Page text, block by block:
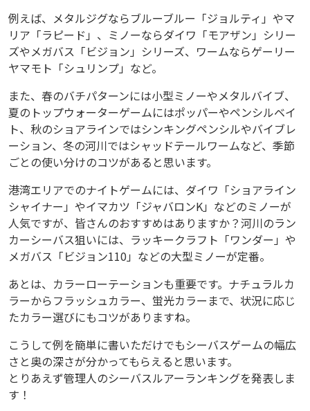
ー
バ
ス
用
ル
ア
ー
ラ
ン
キ
ン
グ！
シ
ー
バ
ス
釣
り
は
例えば、メタルジグならブルーブルー「ジョルティ」やマ
リア「ラピード」、ミノーならダイワ「モアザン」シリー
ズやメガバス「ビジョン」シリーズ、ワームならゲーリー
ヤマモト「シュリンプ」など。
また、春のバチパターンには小型ミノーやメタルバイブ、
夏のトップウォーターゲームにはポッパーやペンシルベイ
ト、秋のショアラインではシンキングペンシルやバイブレ
ーション、冬の河川ではシャッドテールワームなど、季節
ごとの使い分けのコツがあると思います。
港湾エリアでのナイトゲームには、ダイワ「ショアライン
シャイナー」やイマカツ「ジャバロンK」などのミノーが
人気ですが、皆さんのおすすめはありますか？河川のラン
カーシーバス狙いには、ラッキークラフト「ワンダー」や
メガバス「ビジョン110」などの大型ミノーが定番。
あとは、カラーローテーションも重要です。ナチュラルカ
ラーからフラッシュカラー、蛍光カラーまで、状況に応じ
たカラー選びにもコツがありますね。
こうして例を簡単に書いただけでもシーバスゲームの幅広
さと奥の深さが分かってもらえると思います。
とりあえず管理人のシーバスルアーランキングを発表しま
す！